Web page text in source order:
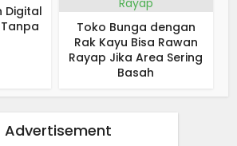
Digital
Toko Bunga dengan
Rak Kayu Bisa Rawan
Rayap Jika Area Sering
Basah
Advertisement